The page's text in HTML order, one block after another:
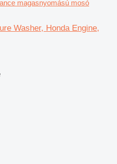
magasnyomású mosó
Washer, Honda Engine,